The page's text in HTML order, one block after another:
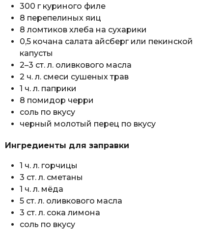
300 г куриного филе
8 перепелиных яиц
8 ломтиков хлеба на сухарики
0,5 кочана салата айсберг или пекинской
капусты
2–3 ст. л. оливкового масла
2 ч. л. смеси сушеных трав
1 ч. л. паприки
8 помидор черри
соль по вкусу
черный молотый перец по вкусу
Ингредиенты для заправки
1 ч. л. горчицы
3 ст. л. сметаны
1 ч. л. мёда
5 ст. л. оливкового масла
3 ст. л. сока лимона
соль по вкусу